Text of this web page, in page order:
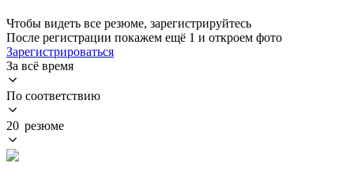
Чтобы видеть все резюме, зарегистрируйтесь
После регистрации покажем ещё 1 и откроем фото
Зарегистрироваться
За всё время
По соответствию
20 резюме